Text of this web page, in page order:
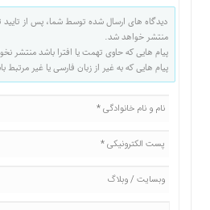
دیدگاه های ارسال شده توسط شما، پس از
منتشر خواهد شد.
پیام هایی که حاوی تهمت یا افترا باشد منتشر
پیام هایی که به غیر از زبان فارسی یا غیر